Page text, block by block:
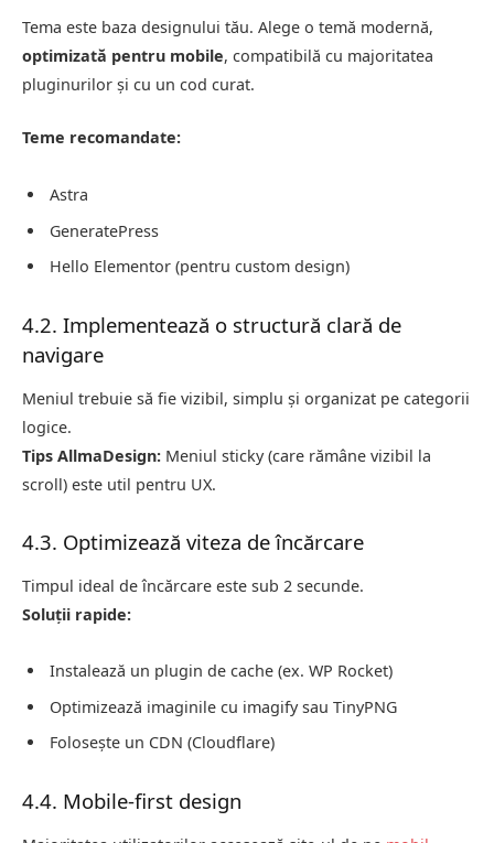
Tema este baza designului tău. Alege o temă modernă,
optimizată pentru mobile, compatibilă cu majoritatea
pluginurilor și cu un cod curat.
Teme recomandate:
Astra
GeneratePress
Hello Elementor (pentru custom design)
4.2. Implementează o structură clară de
navigare
Meniul trebuie să fie vizibil, simplu și organizat pe categorii
logice.
Tips AllmaDesign: Meniul sticky (care rămâne vizibil la
scroll) este util pentru UX.
4.3. Optimizează viteza de încărcare
Timpul ideal de încărcare este sub 2 secunde.
Soluții rapide:
Instalează un plugin de cache (ex. WP Rocket)
Optimizează imaginile cu imagify sau TinyPNG
Folosește un CDN (Cloudflare)
4.4. Mobile-first design